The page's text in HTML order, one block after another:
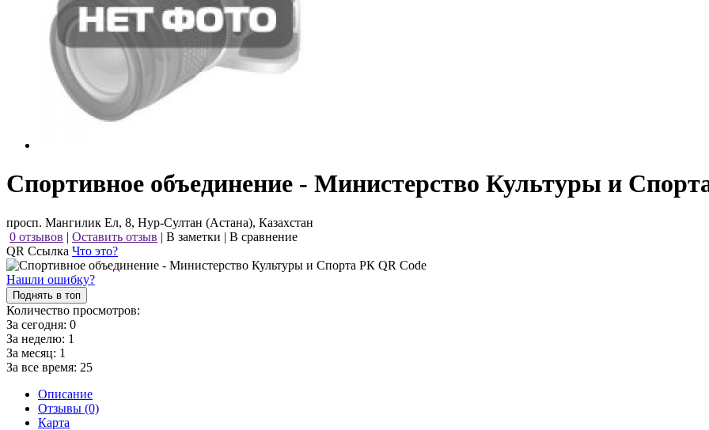
Спортивное объединение - Министерство Культуры и
просп. Мангилик Ел, 8, Нур-Султан (Астана), Казахстан
0 отзывов | Оставить отзыв | В заметки | В сравнение
QR Ссылка Что это?
Нашли ошибку?
Поднять в топ
Количество просмотров:
За сегодня: 0
За неделю: 1
За месяц: 1
За все время: 25
Описание
Отзывы (0)
Карта